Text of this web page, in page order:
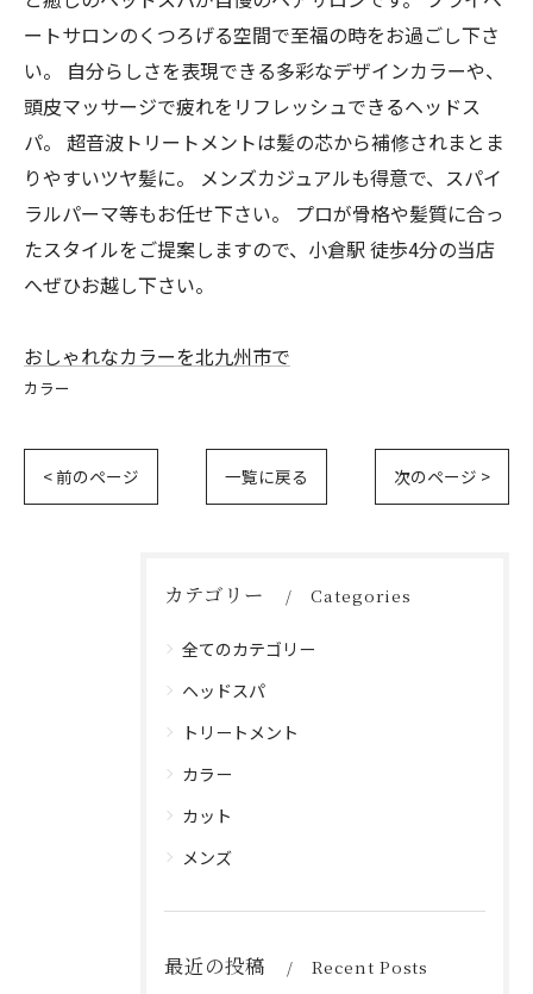
ートサロンのくつろげる空間で至福の時をお過ごし下さ
い。 自分らしさを表現できる多彩なデザインカラーや、
頭皮マッサージで疲れをリフレッシュできるヘッドス
パ。 超音波トリートメントは髪の芯から補修されまとま
りやすいツヤ髪に。 メンズカジュアルも得意で、スパイ
ラルパーマ等もお任せ下さい。 プロが骨格や髪質に合っ
たスタイルをご提案しますので、小倉駅 徒歩4分の当店
へぜひお越し下さい。
おしゃれなカラーを北九州市で
カラー
< 前のページ 一覧に戻る 次のページ >
カテゴリー Categories
全てのカテゴリー
ヘッドスパ
トリートメント
カラー
カット
メンズ
最近の投稿 Recent Posts